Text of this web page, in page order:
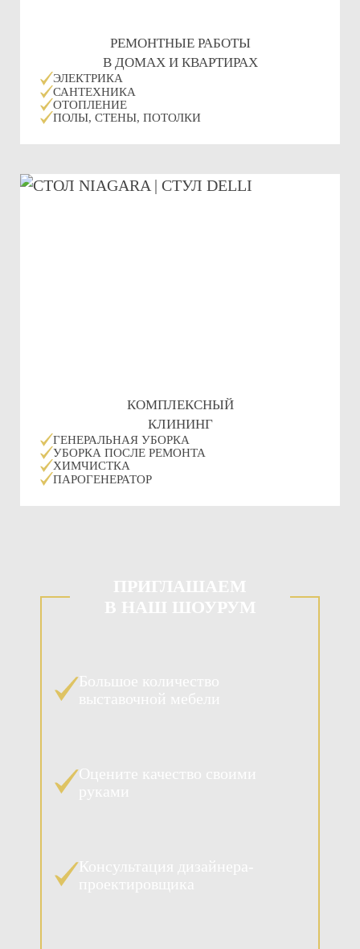
РЕМОНТНЫЕ РАБОТЫ
В ДОМАХ И КВАРТИРАХ
ЭЛЕКТРИКА
САНТЕХНИКА
ОТОПЛЕНИЕ
ПОЛЫ, СТЕНЫ, ПОТОЛКИ
КОМПЛЕКСНЫЙ
КЛИНИНГ
ГЕНЕРАЛЬНАЯ УБОРКА
УБОРКА ПОСЛЕ РЕМОНТА
ХИМЧИСТКА
ПАРОГЕНЕРАТОР